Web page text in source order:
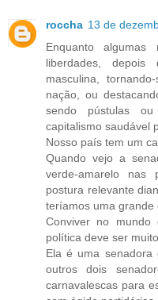
roccha 13 de
Enquanto algumas
liberdades, depois
masculina,
nação, ou
sendo pústulas
capitalismo saudável
Nosso país tem um
Quando vejo a
verde-amarelo
postura relevante
teríamos uma grande
Conviver no mundo
política deve ser
Ela é uma senadora
outros dois
carnavalescas para